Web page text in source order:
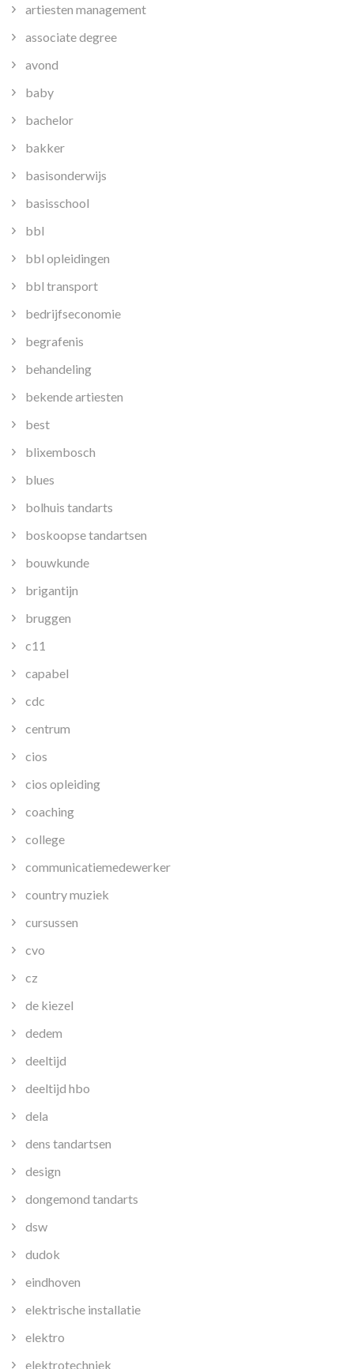
artiesten management
associate degree
avond
baby
bachelor
bakker
basisonderwijs
basisschool
bbl
bbl opleidingen
bbl transport
bedrijfseconomie
begrafenis
behandeling
bekende artiesten
best
blixembosch
blues
bolhuis tandarts
boskoopse tandartsen
bouwkunde
brigantijn
bruggen
c11
capabel
cdc
centrum
cios
cios opleiding
coaching
college
communicatiemedewerker
country muziek
cursussen
cvo
cz
de kiezel
dedem
deeltijd
deeltijd hbo
dela
dens tandartsen
design
dongemond tandarts
dsw
dudok
eindhoven
elektrische installatie
elektro
elektrotechniek